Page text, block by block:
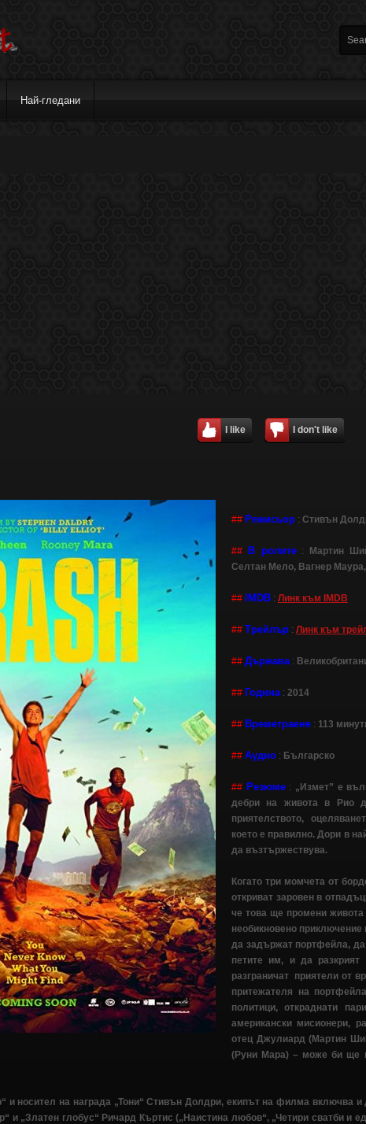
Най-гледани
I like I don't like
## Режисьор : Стивън
## В ролите:
Мартин
Селтан Мело, Вагнер
## IMDB : Линк към IMDB
## Трейлър : Линк към
## Държава:
## Година: 2014
## Времетраене : 113
## Аудио : Българско
## Резюме: „Измет” е
дебри на живота в Рио
приятелството,
което е правилно. Дори в
да възтържествува.
Когато три момчета от
откриват заровен в
че това ще промени живота
необикновено приключение
да задържат портфейла, да
петите им, и да
разграничат приятели от
притежателя на
политици, откраднати
американски мисионери,
отец Джулиард (Мартин
(Руни Мара) – може би ще
и носител на награда „Тони“ Стивън Долдри, екипът на филма включва и
и „Златен глобус“ Ричард Къртис („Наистина любов“, „Четири сватби и